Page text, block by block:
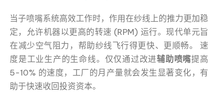
当子喷嘴系统高效工作时，作用在纱线上的推力更加稳
定，允许机器以更高的转速 (RPM) 运行。现代单元旨
在减少空气阻力，帮助纱线飞行得更快、更顺畅。 速
度是工业生产的生命线。仅仅通过改进辅助喷嘴提高
5-10% 的速度，工厂的月产量就会发生显著变化，有
助于快速收回投资资本。